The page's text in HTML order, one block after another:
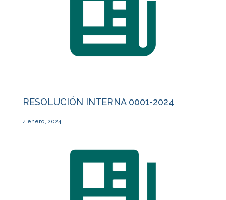
RESOLUCIÓN INTERNA 0001-2024
4 enero, 2024